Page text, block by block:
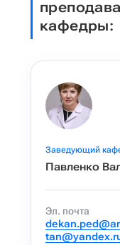
кафедры:
Заведующий
Павленко
Эл. почта